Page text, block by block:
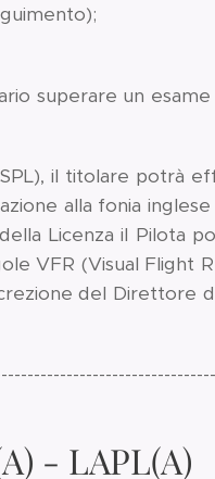
superare un
il titolare potrà
alla fonia
Licenza il Pilota
VFR (Visual Flight
del Direttore
- LAPL(A)